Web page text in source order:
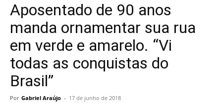
Aposentado de 90 anos
manda ornamentar sua rua
em verde e amarelo. “Vi
todas as conquistas do
Brasil”
Por Gabriel Araújo - 17 de junho de 2018